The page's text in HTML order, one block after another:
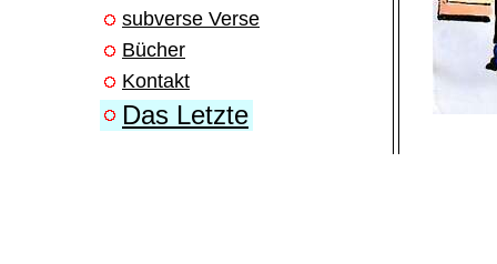
subverse Verse
Bücher
Kontakt
Das Letzte